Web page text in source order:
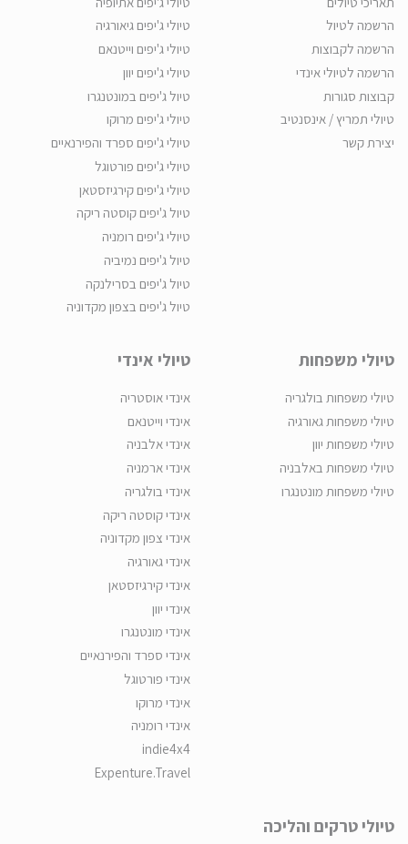
הרשמה לטיול
הרשמה לקבוצות
הרשמה לטיולי אינדי
קבוצות סגורות
טיולי תמריץ / אינסנטיב
יצירת קשר
טיולי ג'יפים גיאורגיה
טיולי ג'יפים וייטנאם
טיולי ג'יפים יוון
טיול ג'יפים במונטנגרו
טיולי ג'יפים מרוקו
טיולי ג'יפים ספרד והפירנאיים
טיולי ג'יפים פורטוגל
טיולי ג'יפים קירגיזסטאן
טיול ג'יפים קוסטה ריקה
טיולי ג'יפים רומניה
טיול ג'יפים נמיביה
טיול ג'יפים בסרילנקה
טיול ג'יפים בצפון מקדוניה
טיולי משפחות
טיולי משפחות בולגריה
טיולי משפחות גאורגיה
טיולי משפחות יוון
טיולי משפחות באלבניה
טיולי משפחות מונטנגרו
טיולי אינדי
אינדי אוסטריה
אינדי וייטנאם
אינדי אלבניה
אינדי ארמניה
אינדי בולגריה
אינדי קוסטה ריקה
אינדי צפון מקדוניה
אינדי גאורגיה
אינדי קירגיזסטאן
אינדי יוון
אינדי מונטנגרו
אינדי ספרד והפירנאיים
אינדי פורטוגל
אינדי מרוקו
אינדי רומניה
indie4x4
Expenture.Travel
טיולי טרקים והליכה